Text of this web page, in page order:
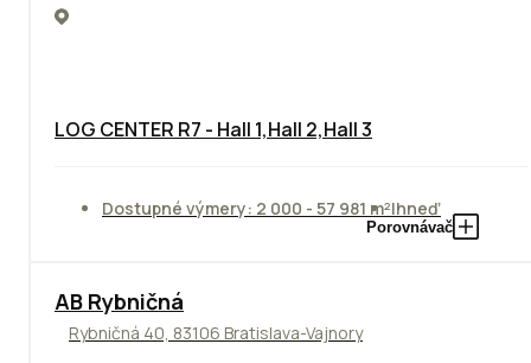
LOG CENTER R7 - Hall 1,Hall 2,Hall 3
Dostupné výmery: 2 000 - 57 981 m²Ihneď
Porovnávač
AB Rybničná
Rybničná 40, 83106 Bratislava-Vajnory